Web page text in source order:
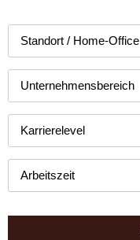
Standort / Home-Office
Unternehmensbereich
Karrierelevel
Arbeitszeit